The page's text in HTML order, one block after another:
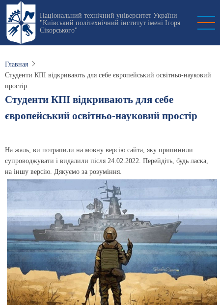
Перейти
основному
содержанию
Національний технічний університет України
"Київський політехнічний інститут імені Ігоря
Сікорського"
Главная
Студенти КПІ відкривають для себе європейський освітньо-науковий
простір
Студенти КПІ відкривають для себе
європейський освітньо-науковий простір
На жаль, ви потрапили на мовну версію сайта, яку припинили
супроводжувати і видалили після 24.02.2022. Перейдіть, будь ласка,
на іншу версію. Дякуємо за розуміння.